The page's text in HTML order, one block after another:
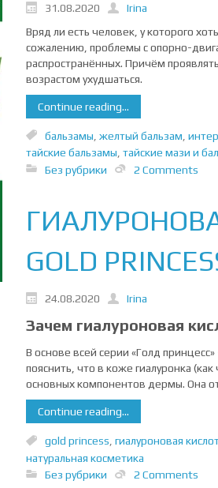
31.08.2020
Irina
Вряд ли есть человек, у которого
сожалению, проблемы с опорно-
распространённых. Причём
возрастом ухудшаться.
Continue reading...
бальзамы желтый бальзам
тайские бальзамы тайские мази и
Без рубрики
2 Comments
GOLD
24.08.2020 Irina
Зачем гиалуроновая
В основе всей серии «Голд
пояснить, что в коже гиалуронка
основных компонентов дермы. Она
Continue reading...
gold princess гиалуроновая
натуральная косметика
Без рубрики
2 Comments